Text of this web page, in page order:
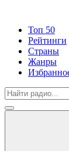
Топ 50
Рейтинги
Страны
Жанры